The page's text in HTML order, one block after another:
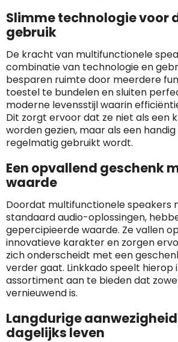
Slimme technologie voor
gebruik
De kracht van multifunctionele
combinatie van technologie en
besparen ruimte door meerdere
toestel te bundelen en sluiten
moderne levensstijl waarin
Dit zorgt ervoor dat ze niet als een
worden gezien, maar als een
regelmatig gebruikt wordt.
Een opvallend geschenk
waarde
Doordat multifunctionele speakers
standaard audio-oplossingen,
gepercipieerde waarde. Ze vallen
innovatieve karakter en zorgen
zich onderscheidt met een
verder gaat. Linkkado speelt hierop
assortiment aan te bieden dat
vernieuwend is.
Langdurige
dagelijks leven